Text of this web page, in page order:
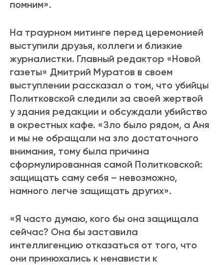
помним».
На траурном митинге перед церемонией
выступили друзья, коллеги и близкие
журналистки. Главный редактор «Новой
газеты» Дмитрий Муратов в своем
выступлении рассказал о том, что убийцы
Политковской следили за своей жертвой
у здания редакции и обсуждали убийство
в окрестных кафе. «Зло было рядом, а Аня
и мы не обращали на зло достаточного
внимания, тому была причина
сформулированная самой Политковской:
защищать саму себя – невозможно,
намного легче защищать других».
«Я часто думаю, кого бы она защищала
сейчас? Она бы заставила
интеллигенцию отказаться от того, что
они принюхались к ненависти к